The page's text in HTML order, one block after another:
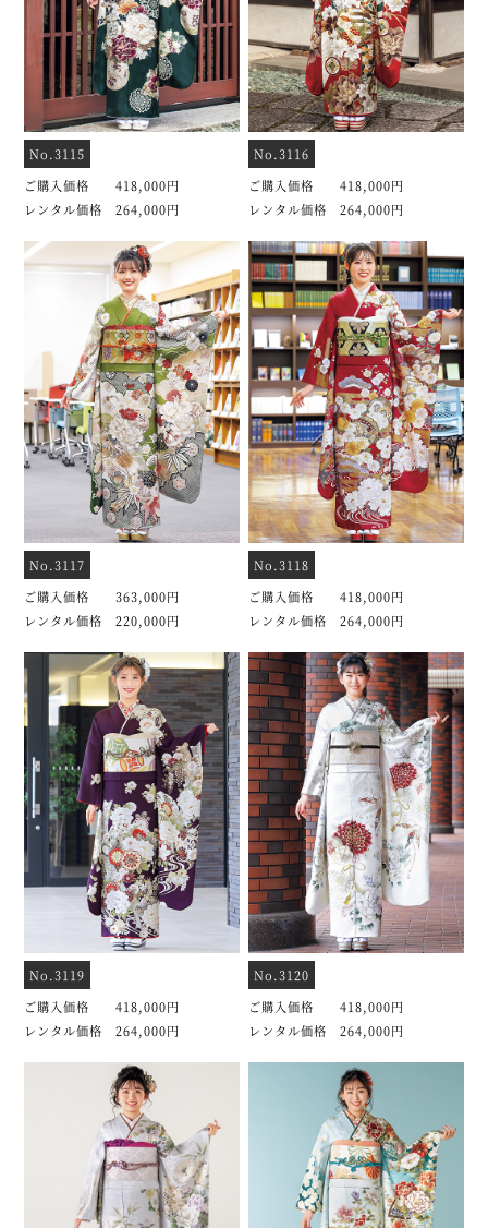
No.3115
ご購入価格 418,000円
レンタル価格 264,000円
No.3116
ご購入価格 418,000円
レンタル価格 264,000円
No.3117
ご購入価格 363,000円
レンタル価格 220,000円
No.3118
ご購入価格 418,000円
レンタル価格 264,000円
No.3119
ご購入価格 418,000円
レンタル価格 264,000円
No.3120
ご購入価格 418,000円
レンタル価格 264,000円